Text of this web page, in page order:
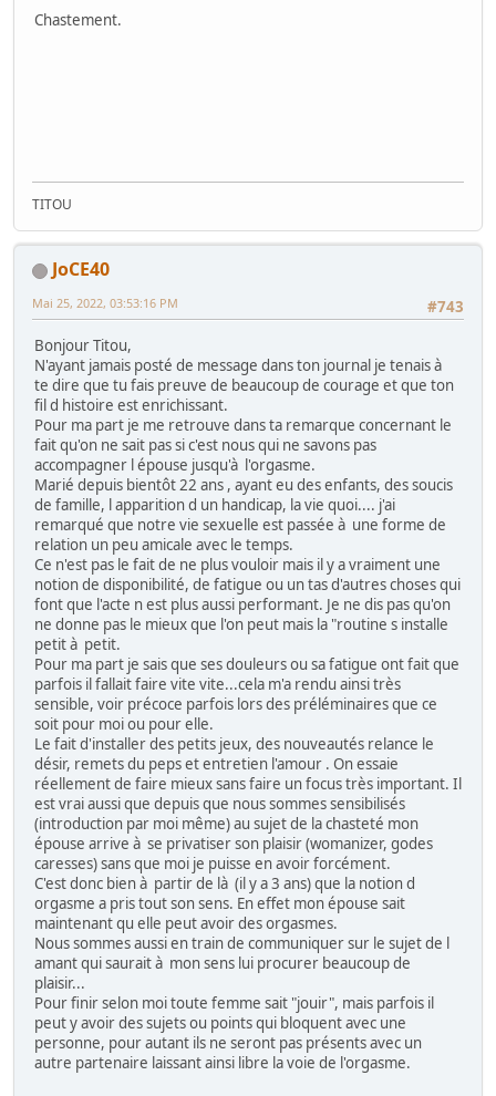
Chastement.
TITOU
JoCE40
#743
Mai 25, 2022, 03:53:16 PM
Bonjour Titou,
N'ayant jamais posté de message dans ton journal je tenais à
te dire que tu fais preuve de beaucoup de courage et que ton
fil d histoire est enrichissant.
Pour ma part je me retrouve dans ta remarque concernant le
fait qu'on ne sait pas si c'est nous qui ne savons pas
accompagner l épouse jusqu'à l'orgasme.
Marié depuis bientôt 22 ans , ayant eu des enfants, des soucis
de famille, l apparition d un handicap, la vie quoi.... j'ai
remarqué que notre vie sexuelle est passée à une forme de
relation un peu amicale avec le temps.
Ce n'est pas le fait de ne plus vouloir mais il y a vraiment une
notion de disponibilité, de fatigue ou un tas d'autres choses qui
font que l'acte n est plus aussi performant. Je ne dis pas qu'on
ne donne pas le mieux que l'on peut mais la "routine s installe
petit à petit.
Pour ma part je sais que ses douleurs ou sa fatigue ont fait que
parfois il fallait faire vite vite...cela m'a rendu ainsi très
sensible, voir précoce parfois lors des préléminaires que ce
soit pour moi ou pour elle.
Le fait d'installer des petits jeux, des nouveautés relance le
désir, remets du peps et entretien l'amour . On essaie
réellement de faire mieux sans faire un focus très important. Il
est vrai aussi que depuis que nous sommes sensibilisés
(introduction par moi même) au sujet de la chasteté mon
épouse arrive à se privatiser son plaisir (womanizer, godes
caresses) sans que moi je puisse en avoir forcément.
C'est donc bien à partir de là (il y a 3 ans) que la notion d
orgasme a pris tout son sens. En effet mon épouse sait
maintenant qu elle peut avoir des orgasmes.
Nous sommes aussi en train de communiquer sur le sujet de l
amant qui saurait à mon sens lui procurer beaucoup de
plaisir...
Pour finir selon moi toute femme sait "jouir", mais parfois il
peut y avoir des sujets ou points qui bloquent avec une
personne, pour autant ils ne seront pas présents avec un
autre partenaire laissant ainsi libre la voie de l'orgasme.